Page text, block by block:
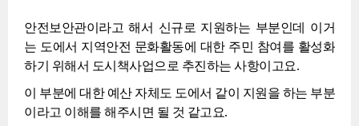
안전보안관이라고 해서 신규로 지원하는 부분인데 이거
는 도에서 지역안전 문화활동에 대한 주민 참여를 활성화
하기 위해서 도시책사업으로 추진하는 사항이고요.
이 부분에 대한 예산 자체도 도에서 같이 지원을 하는 부분
이라고 이해를 해주시면 될 것 같고요.